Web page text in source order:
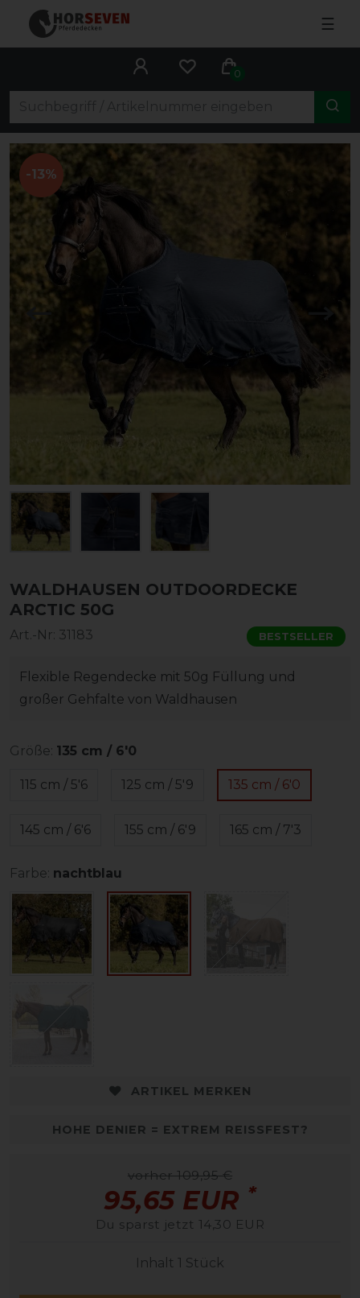
☰
0
-13%
WALDHAUSEN OUTDOORDECKE
ARCTIC 50G
Art.-Nr: 31183 BESTSELLER
Flexible Regendecke mit 50g Füllung und
großer Gehfalte von Waldhausen
Größe: 135 cm / 6'0
115 cm / 5'6 125 cm / 5'9 135 cm / 6'0
145 cm / 6'6 155 cm / 6'9 165 cm / 7'3
Farbe: nachtblau
ARTIKEL MERKEN
HOHE DENIER = EXTREM REISSFEST?
vorher 109,95 €
95,65 EUR *
Du sparst jetzt 14,30 EUR
Inhalt 1 Stück